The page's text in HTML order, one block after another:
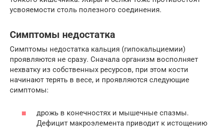
усвояемости столь полезного соединения.
Симптомы недостатка
Симптомы недостатка кальция (гипокальциемии)
проявляются не сразу. Сначала организм восполняет
нехватку из собственных ресурсов, при этом кости
начинают терять в весе, и проявляются следующие
симптомы:
дрожь в конечностях и мышечные спазмы.
Дефицит макроэлемента приводит к истощению